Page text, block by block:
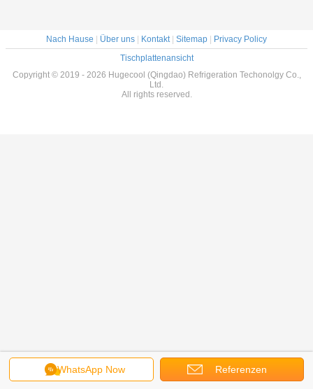
WhatsApp Now Referenzen
Nach Hause Über uns Kontakt| Sitemap
Privacy Policy
Tischplattenansicht
Copyright © 2019 - 2026 Hugecool (Qingdao) Refrigeration Techonolgy Co.,
Ltd.
All rights reserved.